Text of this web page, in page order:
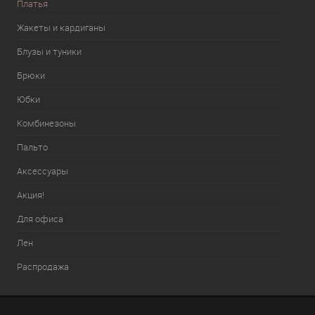
Платья
Жакеты и кардиганы
Блузы и туники
Брюки
Юбки
Комбинезоны
Пальто
Аксессуары
Акция!
Для офиса
Лен
Распродажа